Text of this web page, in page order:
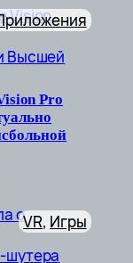
Pro
VR, Игры